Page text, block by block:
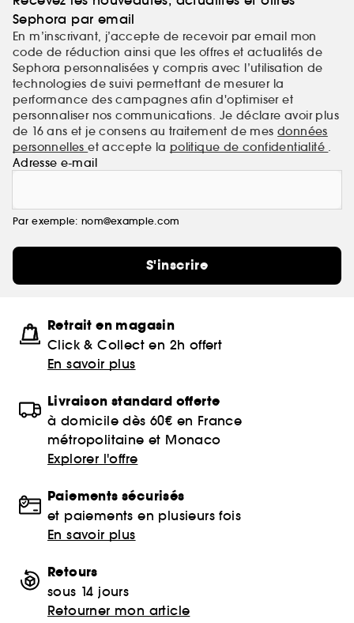
Sephora par email
En m’inscrivant, j’accepte de recevoir par email mon
code de réduction ainsi que les offres et actualités de
Sephora personnalisées y compris avec l’utilisation de
technologies de suivi permettant de mesurer la
performance des campagnes afin d'optimiser et
personnaliser nos communications. Je déclare avoir plus
de 16 ans et je consens au traitement de mes données
personnelleset accepte la politique de confidentialité .
Adresse e-mail
Par exemple: nom@example.com
S'inscrire
Retrait en magasin
Click & Collect en 2h offert
En savoir plus
Livraison standard offerte
à domicile dès 60€ en France
métropolitaine et Monaco
Explorer l'offre
Paiements sécurisés
et paiements en plusieurs fois
En savoir plus
Retours
sous 14 jours
Retourner mon article